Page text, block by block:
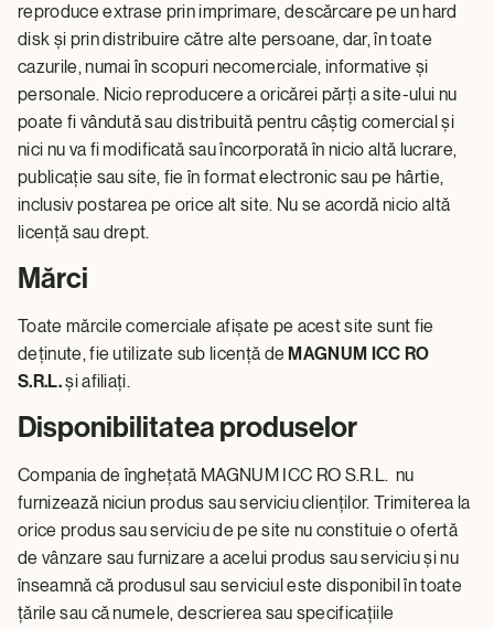
reproduce extrase prin imprimare, descărcare pe un hard
disk și prin distribuire către alte persoane, dar, în toate
cazurile, numai în scopuri necomerciale, informative și
personale. Nicio reproducere a oricărei părți a site-ului nu
poate fi vândută sau distribuită pentru câștig comercial și
nici nu va fi modificată sau încorporată în nicio altă lucrare,
publicație sau site, fie în format electronic sau pe hârtie,
inclusiv postarea pe orice alt site. Nu se acordă nicio altă
licență sau drept.
Mărci
Toate mărcile comerciale afișate pe acest site sunt fie
deținute, fie utilizate sub licență de MAGNUM ICC RO
S.R.L.și afiliați.
Disponibilitatea produselor
Compania de înghețată MAGNUM ICC RO S.R.L. nu
furnizează niciun produs sau serviciu clienților. Trimiterea la
orice produs sau serviciu de pe site nu constituie o ofertă
de vânzare sau furnizare a acelui produs sau serviciu și nu
înseamnă că produsul sau serviciul este disponibil în toate
țările sau că numele, descrierea sau specificațiile